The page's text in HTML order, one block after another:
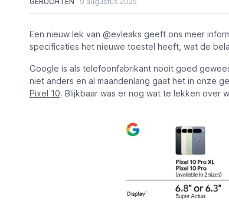
Een nieuw lek van @evleaks geeft ons meer
specificaties het nieuwe toestel heeft, wat de
Google is als telefoonfabrikant nooit goed
niet anders en al maandenlang gaat het in onze
Pixel 10. Blijkbaar was er nog wat te lekken over